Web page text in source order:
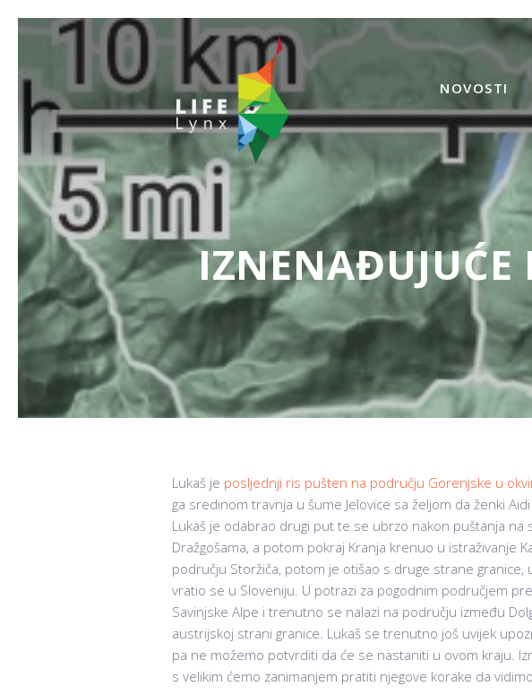
NOVOSTI
IZNENAĐUJUĆE
Lukaš je posljednji ris pušten na području Gorenjske u
ga sredinom travnja u šume Jelovice sa željom da ženki
Lukaš je odabrao drugi put te se ubrzo nakon puštanja na
Dražgošama, a potom pokraj Kranja krenuo u istraživanje
području Storžiča, potom je otišao s druge strane granice,
vratio se u Sloveniju. U potrazi za pogodnim područjem
Savinjske Alpe i trenutno se nalazi na području između
austrijskoj strani granice. Lukaš se trenutno još uvijek
pa ne možemo potvrditi da će se nastaniti u ovom kraju.
s velikim ćemo zanimanjem pratiti njegove korake da